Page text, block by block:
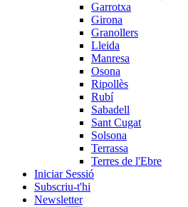
Garrotxa
Girona
Granollers
Lleida
Manresa
Osona
Ripollès
Rubí
Sabadell
Sant Cugat
Solsona
Terrassa
Terres de l'Ebre
Iniciar Sessió
Subscriu-t'hi
Newsletter